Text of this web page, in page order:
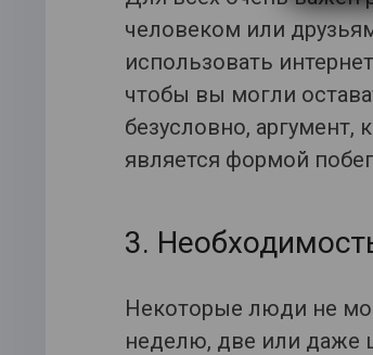
человеком или
использовать
чтобы вы могли
безусловно, аргумент,
является формой
3.
Некоторые люди не
неделю, две или даже